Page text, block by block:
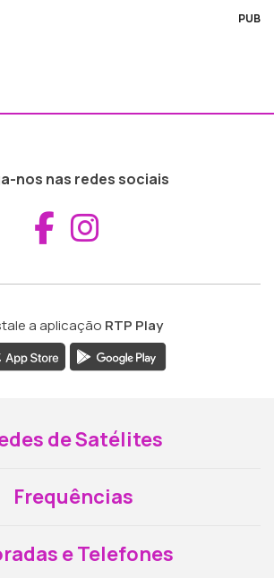
PUB
nos nas redes sociais
Aceder ao
a aplicação RTP Play
de Satélites
Frequências
e Telefones